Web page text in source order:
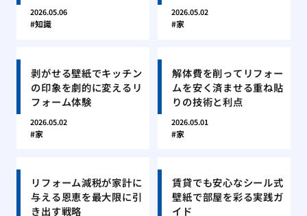
2026.05.06
知識
2026.05.02
家
剥がせる壁紙でキッチン
の印象を劇的に変えるリ
フォーム体験
2026.05.02
家
解体費を削ってリフォー
ムを安く済ませる重ね貼
りの技術と利点
2026.05.01
家
リフォーム減税が家計に
与える恩恵を最大限に引
き出す戦略
賃貸でも安心なシール式
壁紙で部屋を彩る実践ガ
イド